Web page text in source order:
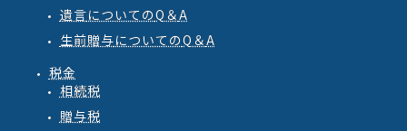
遺言についてのQ ＆A
生前贈与についてのQ ＆A
税金
相続税
贈与税